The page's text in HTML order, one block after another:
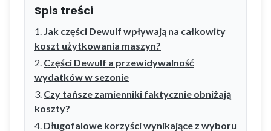
Spis treści
Jak części Dewulf wpływają na całkowity
koszt użytkowania maszyn?
Części Dewulf a przewidywalność
wydatków w sezonie
Czy tańsze zamienniki faktycznie obniżają
koszty?
Długofalowe korzyści wynikające z wyboru